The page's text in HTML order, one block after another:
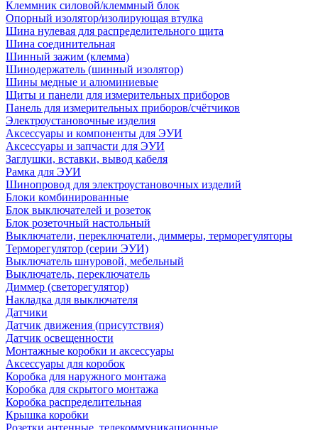
Клеммник силовой/клеммный блок
Опорный изолятор/изолирующая втулка
Шина нулевая для распределительного щита
Шина соединительная
Шинный зажим (клемма)
Шинодержатель (шинный изолятор)
Шины медные и алюминиевые
Щиты и панели для измерительных приборов
Панель для измерительных приборов/счётчиков
Электроустановочные изделия
Аксессуары и компоненты для ЭУИ
Аксессуары и запчасти для ЭУИ
Заглушки, вставки, вывод кабеля
Рамка для ЭУИ
Шинопровод для электроустановочных изделий
Блоки комбинированные
Блок выключателей и розеток
Блок розеточный настольный
Выключатели, переключатели, диммеры, терморегуляторы
Терморегулятор (серии ЭУИ)
Выключатель шнуровой, мебельный
Выключатель, переключатель
Диммер (светорегулятор)
Накладка для выключателя
Датчики
Датчик движения (присутствия)
Датчик освещенности
Монтажные коробки и аксессуары
Аксессуары для коробок
Коробка для наружного монтажа
Коробка для скрытого монтажа
Коробка распределительная
Крышка коробки
Розетки антенные, телекоммуникационные